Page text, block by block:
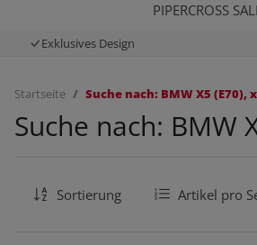
PIPERCROSS
Exklusives Design
Startseite Suche nach: BMW X5 (E70),
Suche nach: BMW
Sortierung Artikel pro